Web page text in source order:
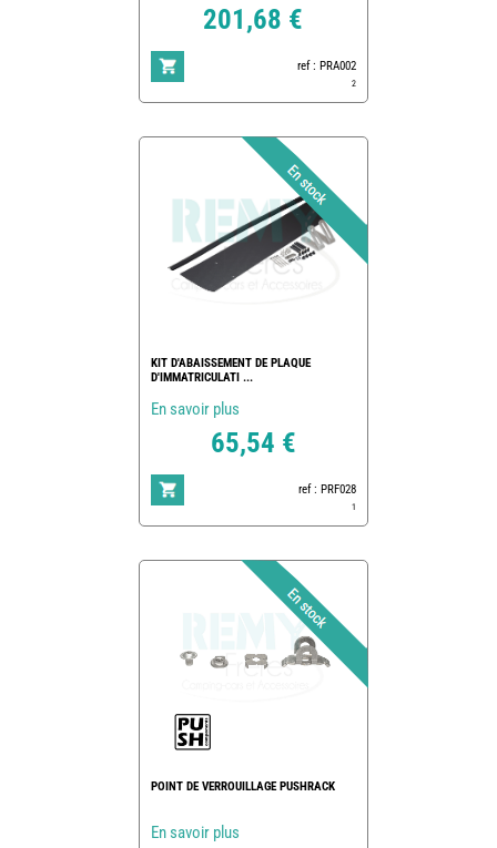
201,68 €
ref : PRA002
2
KIT D'ABAISSEMENT DE PLAQUE
D'IMMATRICULATI ...
En savoir plus
65,54 €
ref : PRF028
1
POINT DE VERROUILLAGE PUSHRACK
En savoir plus